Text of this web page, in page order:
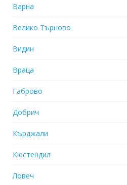
Варна
Велико Търново
Видин
Враца
Габрово
Добрич
Кърджали
Кюстендил
Ловеч